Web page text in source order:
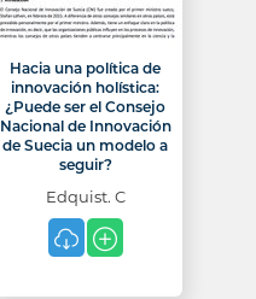
Hacia una política de
innovación holística:
¿Puede ser el Consejo
Nacional de Innovación
de Suecia un modelo a
seguir?
Edquist. C